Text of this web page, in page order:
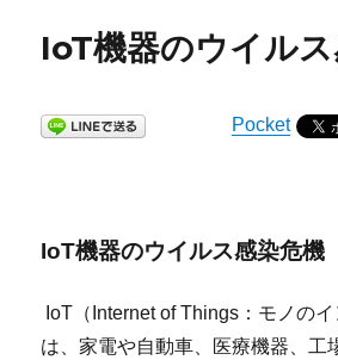
IoT機器のウイル
Pocket
IoT機器のウイルス感染危機
IoT（Internet of Things：モノの
は、家電や自動車、医療機器、工